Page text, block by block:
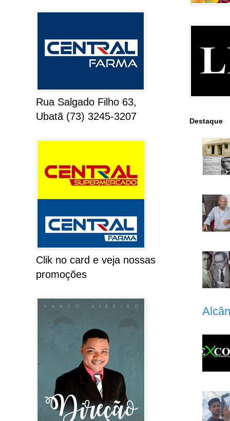
Destaque
Rua Salgado Filho 63,
Ubatã (73) 3245-3207
Clik no card e veja nossas
promoções